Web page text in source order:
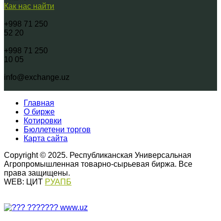
Как нас найти
+998 71 250
52 20
+998 71 250
10 05
info@exchange.uz
Главная
О бирже
Котировки
Бюллетени торгов
Карта сайта
Copyright © 2025. Республиканская Универсальная
Агропромышленная товарно-сырьевая биржа. Все
права защищены.
WEB: ЦИТ РУАПБ